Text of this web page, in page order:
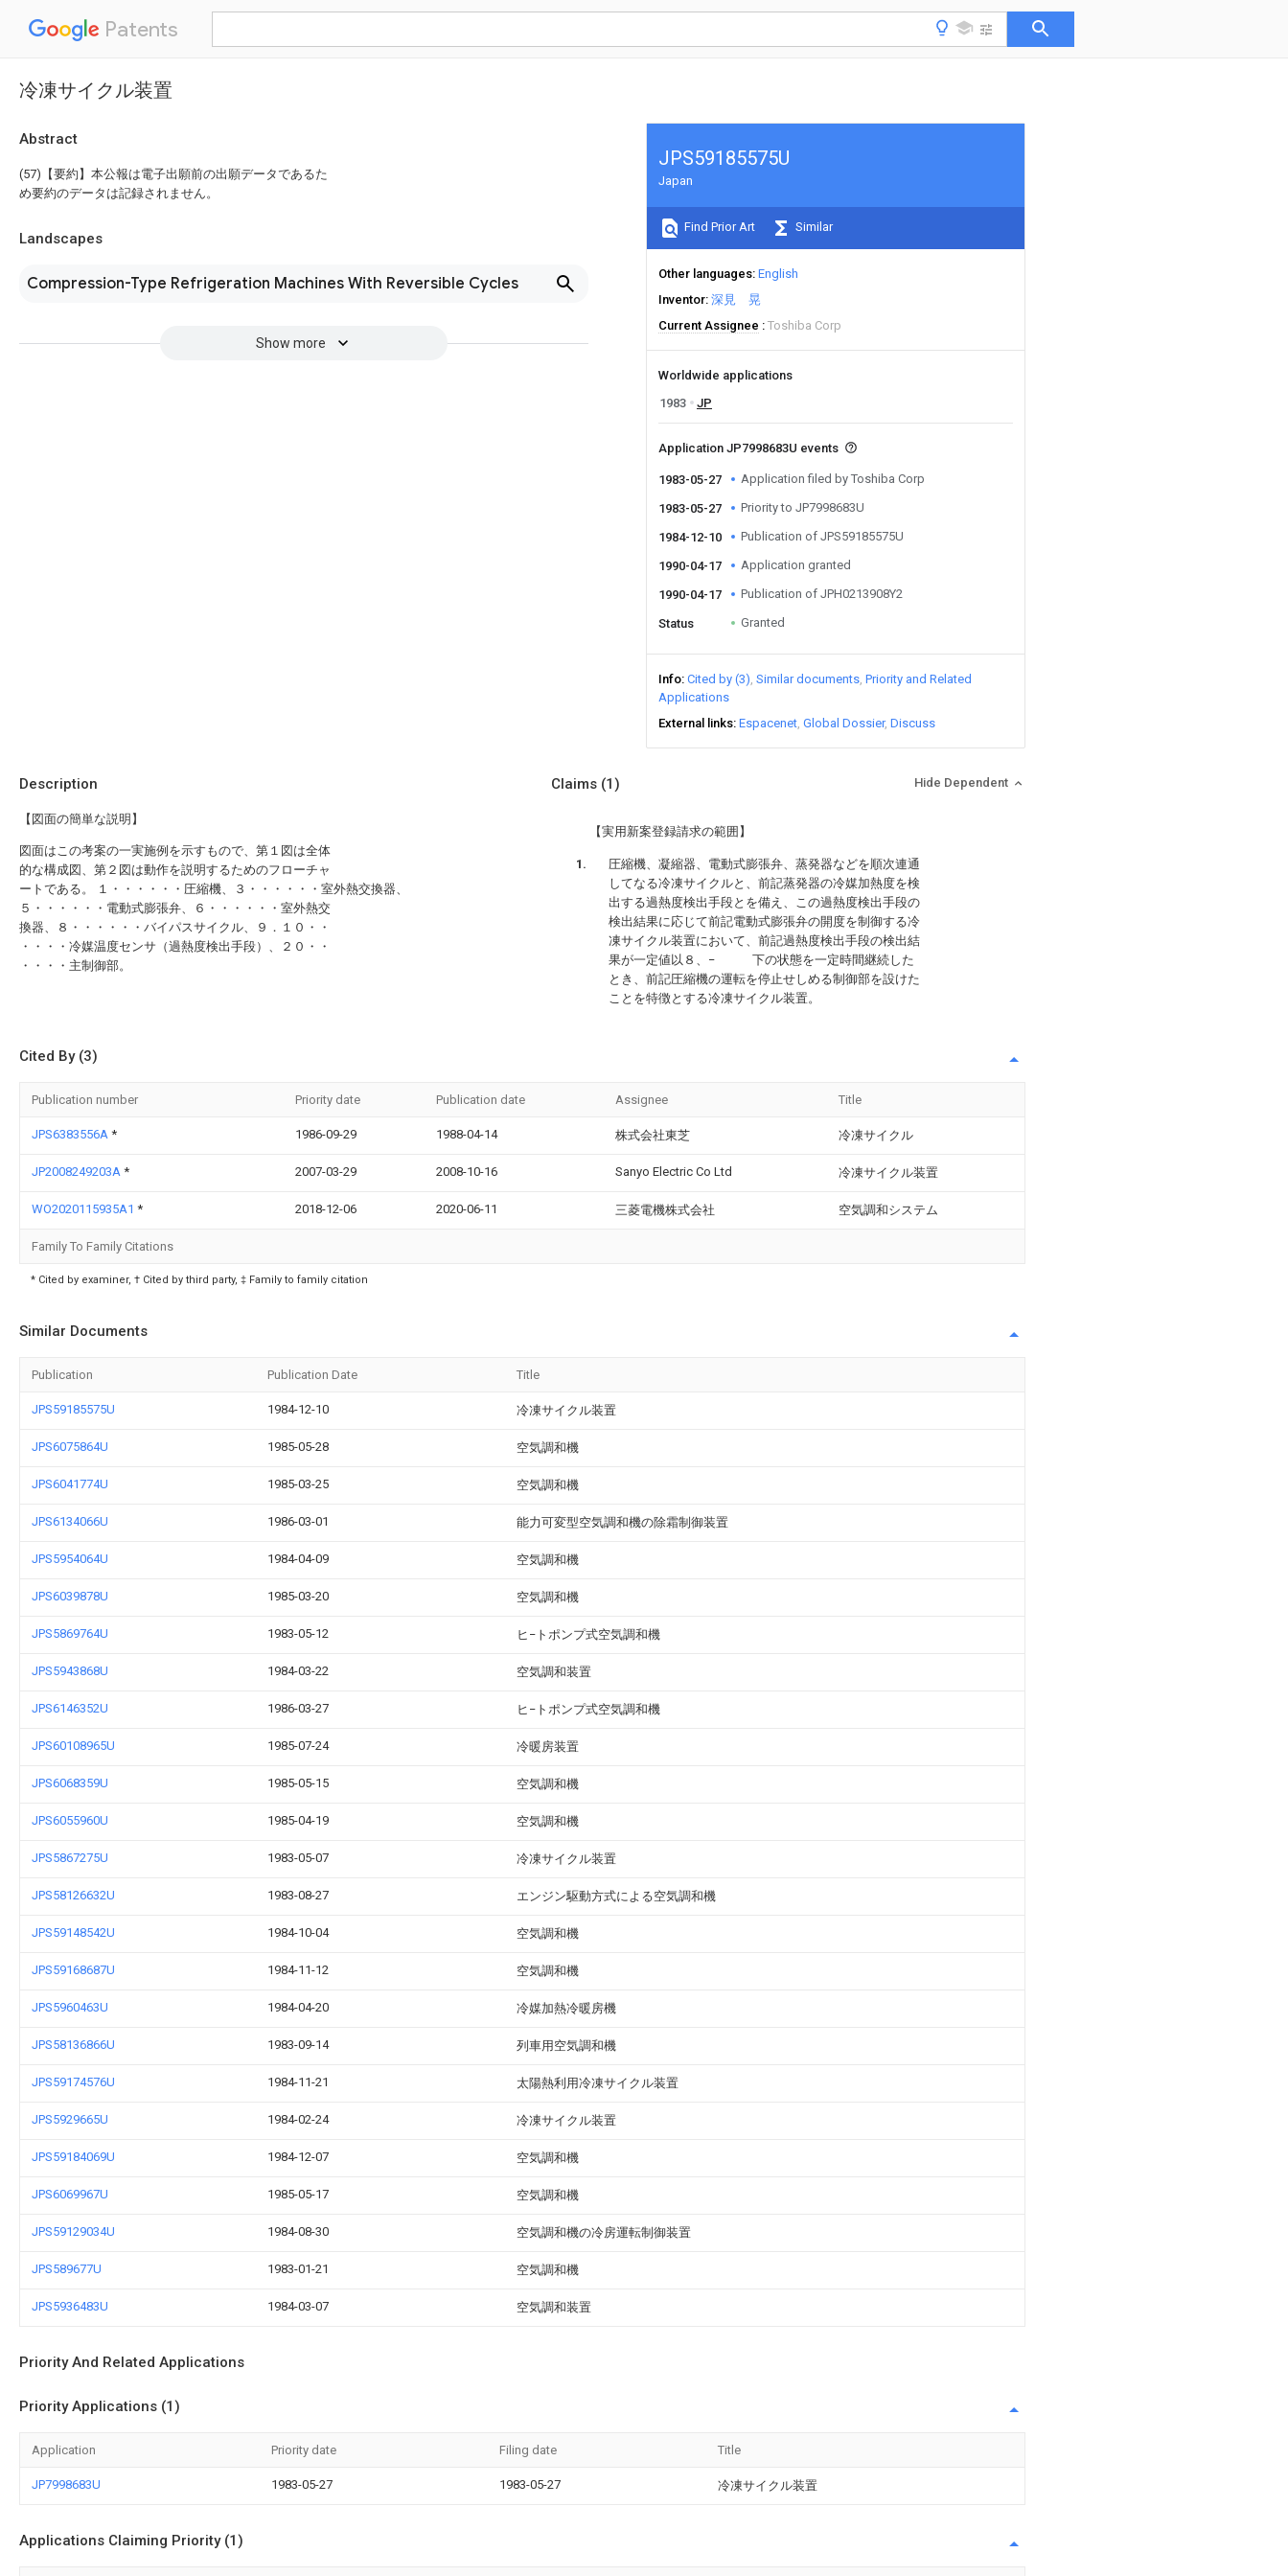
Patents
冷凍サイクル装置
Abstract
(57)【要約】本公報は電子出願前の出願データであるた
め要約のデータは記録されません。
Landscapes
Compression-Type Refrigeration Machines With Reversible Cycles
Show more
JPS59185575U
Japan
Find Prior Art Similar
Other languages English
Inventor 深見 晃
Current Assignee
Toshiba Corp
Worldwide applications
1983
JP
Application JP7998683U events
1983-05-27 Application filed by Toshiba Corp
1983-05-27 Priority to JP7998683U
1984-12-10 Publication of JPS59185575U
1990-04-17 Application granted
1990-04-17 Publication of JPH0213908Y2
Status Granted
Info Cited by (3) Similar documents Priority and Related
Applications
External links Espacenet Global Dossier Discuss
Description
【図面の簡単な説明】
図面はこの考案の一実施例を示すもので、第１図は全体
的な構成図、第２図は動作を説明するためのフローチャ
ートである。 １・・・・・・圧縮機、３・・・・・・室外熱交換器、
５・・・・・・電動式膨張弁、６・・・・・・室外熱交
換器、８・・・・・・バイパスサイクル、９．１０・・
・・・・冷媒温度センサ（過熱度検出手段）、２０・・
・・・・主制御部。
Claims (1) Hide Dependent
【実用新案登録請求の範囲】
圧縮機、凝縮器、電動式膨張弁、蒸発器などを順次連通
してなる冷凍サイクルと、前記蒸発器の冷媒加熱度を検
出する過熱度検出手段とを備え、この過熱度検出手段の
検出結果に応じて前記電動式膨張弁の開度を制御する冷
凍サイクル装置において、前記過熱度検出手段の検出結
果が一定値以８、− 下の状態を一定時間継続した
とき、前記圧縮機の運転を停止せしめる制御部を設けた
ことを特徴とする冷凍サイクル装置。
Cited By (3)
Publication number Priority date Publication date Assignee Title
JPS6383556A * 1986-09-29 1988-04-14 株式会社東芝 冷凍サイクル
JP2008249203A * 2007-03-29 2008-10-16 Sanyo Electric Co Ltd 冷凍サイクル装置
WO2020115935A1 * 2018-12-06 2020-06-11 三菱電機株式会社 空気調和システム
Family To Family Citations
* Cited by examiner, † Cited by third party, ‡ Family to family citation
Similar Documents
Publication Publication Date Title
JPS59185575U 1984-12-10 冷凍サイクル装置
JPS6075864U 1985-05-28 空気調和機
JPS6041774U 1985-03-25 空気調和機
JPS6134066U 1986-03-01 能力可変型空気調和機の除霜制御装置
JPS5954064U 1984-04-09 空気調和機
JPS6039878U 1985-03-20 空気調和機
JPS5869764U 1983-05-12 ヒ−トポンプ式空気調和機
JPS5943868U 1984-03-22 空気調和装置
JPS6146352U 1986-03-27 ヒ−トポンプ式空気調和機
JPS60108965U 1985-07-24 冷暖房装置
JPS6068359U 1985-05-15 空気調和機
JPS6055960U 1985-04-19 空気調和機
JPS5867275U 1983-05-07 冷凍サイクル装置
JPS58126632U 1983-08-27 エンジン駆動方式による空気調和機
JPS59148542U 1984-10-04 空気調和機
JPS59168687U 1984-11-12 空気調和機
JPS5960463U 1984-04-20 冷媒加熱冷暖房機
JPS58136866U 1983-09-14 列車用空気調和機
JPS59174576U 1984-11-21 太陽熱利用冷凍サイクル装置
JPS5929665U 1984-02-24 冷凍サイクル装置
JPS59184069U 1984-12-07 空気調和機
JPS6069967U 1985-05-17 空気調和機
JPS59129034U 1984-08-30 空気調和機の冷房運転制御装置
JPS589677U 1983-01-21 空気調和機
JPS5936483U 1984-03-07 空気調和装置
Priority And Related Applications
Priority Applications (1)
Application Priority date Filing date Title
JP7998683U 1983-05-27 1983-05-27 冷凍サイクル装置
Applications Claiming Priority (1)